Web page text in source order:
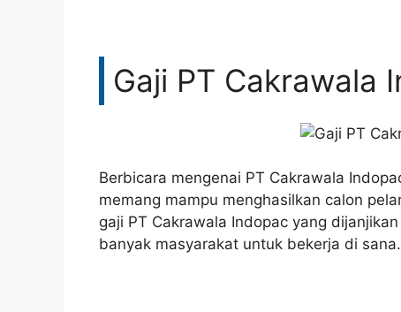
Gaji PT Cakrawala
Berbicara mengenai PT Cakrawala
memang mampu menghasilkan calon
gaji PT Cakrawala Indopac yang
banyak masyarakat untuk bekerja di sana.